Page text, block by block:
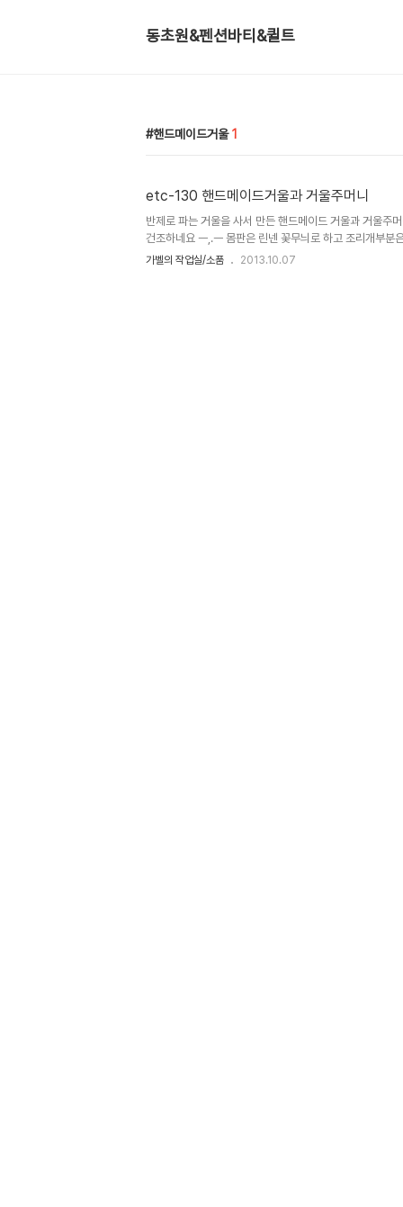
동초원&펜션바티&퀼트
핸드메이드거울 1
etc-130 핸드메이드거울과 거울주머니
반제로 파는 거울을 사서 만든 핸드메이드 거울과 거울주
건조하네요 ㅡ,.ㅡ 몸판은 린넨 꽃무늬로 하고 조리개부분
다. 몸판은 원단 부족으로 ^^;;앞판과 뒷판을 다르게 했어요
가벨의 작업실/소품 2013.10.07